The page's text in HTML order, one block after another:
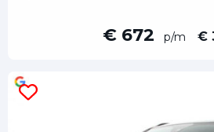
€ 672 p/m €